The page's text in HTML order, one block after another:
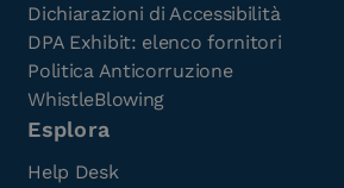
Dichiarazioni di Accessibilità
DPA Exhibit: elenco fornitori
Politica Anticorruzione
WhistleBlowing
Esplora
Help Desk